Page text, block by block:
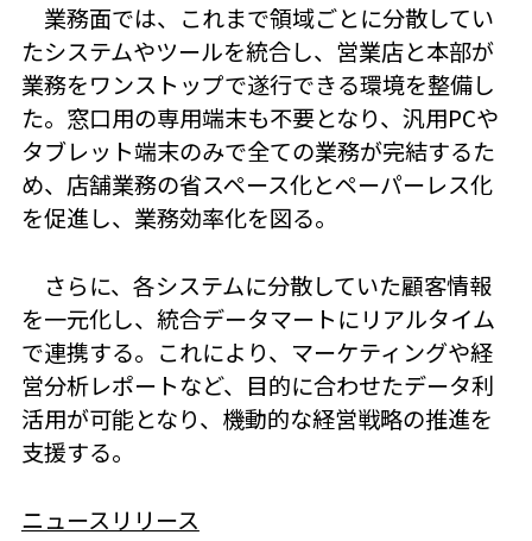
業務面では、これまで領域ごとに分散してい
たシステムやツールを統合し、営業店と本部が
業務をワンストップで遂行できる環境を整備し
た。窓口用の専用端末も不要となり、汎用PCや
タブレット端末のみで全ての業務が完結するた
め、店舗業務の省スペース化とペーパーレス化
を促進し、業務効率化を図る。
さらに、各システムに分散していた顧客情報
を一元化し、統合データマートにリアルタイム
で連携する。これにより、マーケティングや経
営分析レポートなど、目的に合わせたデータ利
活用が可能となり、機動的な経営戦略の推進を
支援する。
ニュースリリース